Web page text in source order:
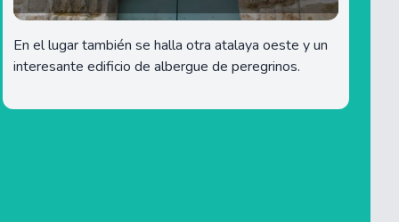
En el lugar también se halla otra atalaya oeste y un
interesante edificio de albergue de peregrinos.